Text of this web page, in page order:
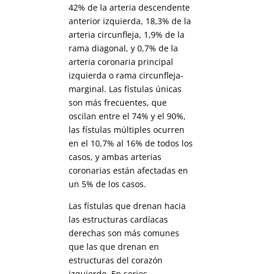
42% de la arteria descendente
anterior izquierda, 18,3% de la
arteria circunfleja, 1,9% de la
rama diagonal, y ​​0,7% de la
arteria coronaria principal
izquierda o rama circunfleja-
marginal. Las fístulas únicas
son más frecuentes, que
oscilan entre el 74% y el 90%,
las fístulas múltiples ocurren
en el 10,7% al 16% de todos los
casos, y ambas arterias
coronarias están afectadas en
un 5% de los casos.
Las fístulas que drenan hacia
las estructuras cardíacas
derechas son más comunes
que las que drenan en
estructuras del corazón